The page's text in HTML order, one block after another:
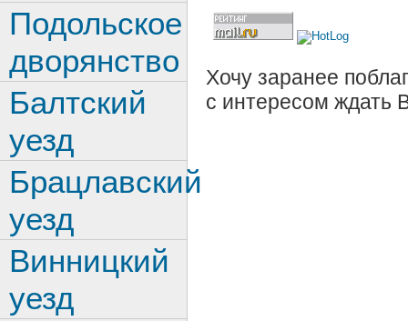
Хочу заранее
с интересом ждать
Подольское
дворянство
Балтский
уезд
Брацлавский
уезд
Винницкий
уезд